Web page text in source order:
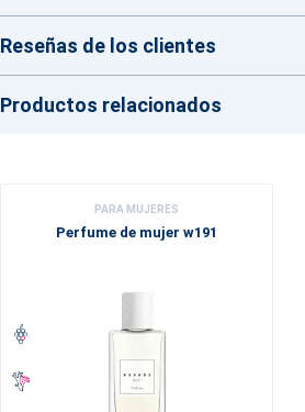
Reseñas de los clientes
Productos relacionados
PARA MUJERES
Perfume de mujer w191